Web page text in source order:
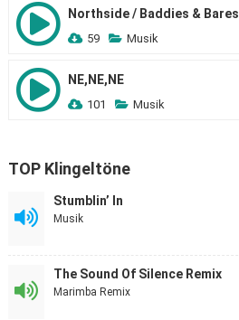
Northside / Baddies & Bares
59 Musik
NE,NE,NE
101 Musik
TOP Klingeltöne
Stumblin’ In
Musik
The Sound Of Silence Remix
Marimba Remix